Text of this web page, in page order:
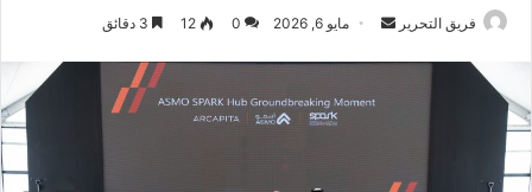
فريق التحرير
أرسل مايو 6, 2026 0
12